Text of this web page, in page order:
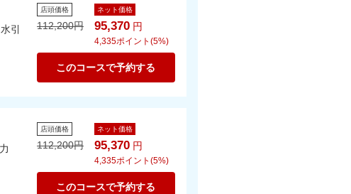
引
店頭価格
112,200円
ネット価格
95,370 円
4,335ポイント(5%)
このコースで予約する
店頭価格
112,200円
ネット価格
95,370 円
4,335ポイント(5%)
このコースで予約する